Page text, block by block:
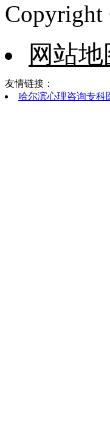
Copyright
网站地
友情链接：
哈尔滨心理咨询专科